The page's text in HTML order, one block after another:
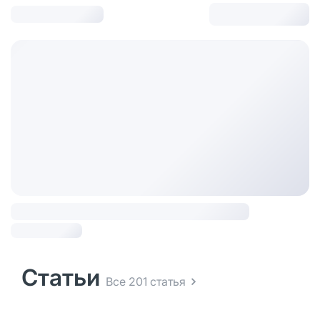
Статьи Все 201 статья